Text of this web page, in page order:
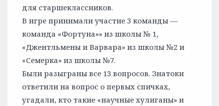
для старшеклассников.
В игре принимали участие 3 команды —
команда «Фортуна»» из школы № 1,
«Джентльмены и Варвара» из школы №2 и
«Семерка» из школы №7.
Были разыграны все 13 вопросов. Знатоки
ответили на вопрос о первых спичках,
угадали, кто такие «научные хулиганы» и